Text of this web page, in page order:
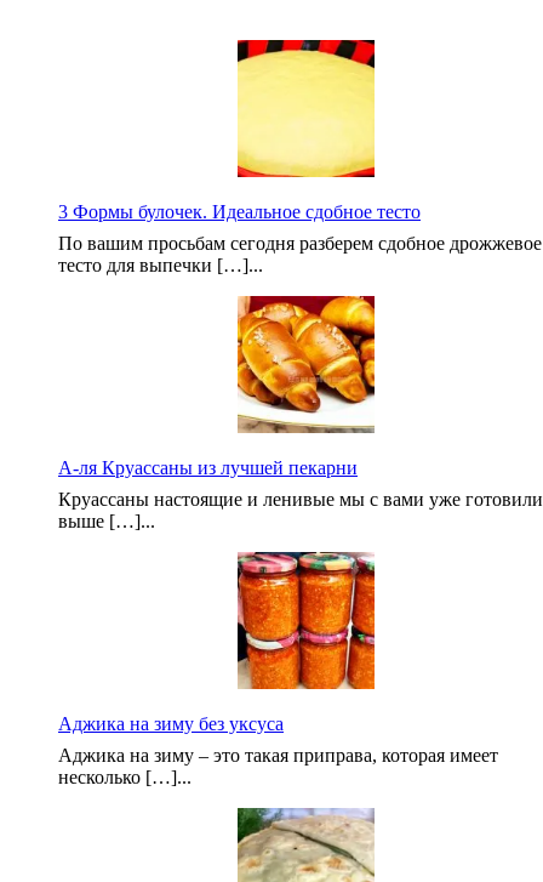
3 Формы булочек. Идеальное сдобное тесто
По вашим просьбам сегодня разберем сдобное дрожжевое
тесто для выпечки […]...
А-ля Круассаны из лучшей пекарни
Круассаны настоящие и ленивые мы с вами уже
выше […]...
Аджика на зиму без уксуса
Аджика на зиму – это такая приправа, которая имеет
несколько […]...